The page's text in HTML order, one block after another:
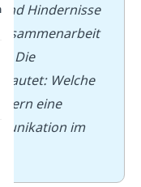
Hindernisse
Die
lautet: Welche
eine
im